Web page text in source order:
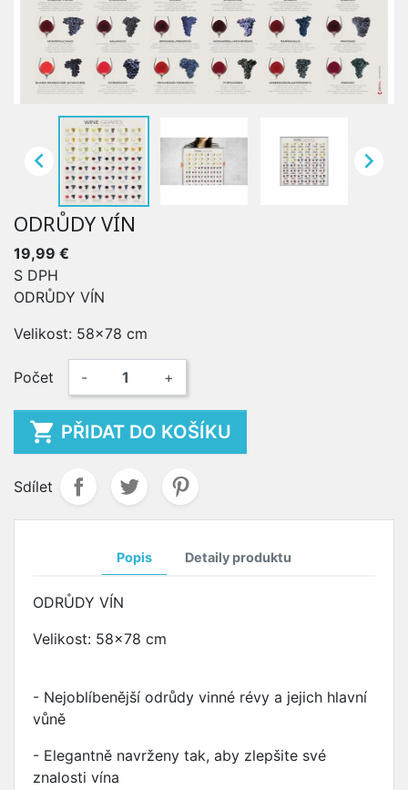
 
ODRŮDY VÍN
19,99 €
S DPH
ODRŮDY VÍN
Velikost: 58x78 cm
Počet - +
 PŘIDAT DO KOŠÍKU
Sdílet
Popis Detaily produktu
ODRŮDY VÍN
Velikost: 58x78 cm
- Nejoblíbenější odrůdy vinné révy a jejich hlavní
vůně
- Elegantně navrženy tak, aby zlepšite své
znalosti vína